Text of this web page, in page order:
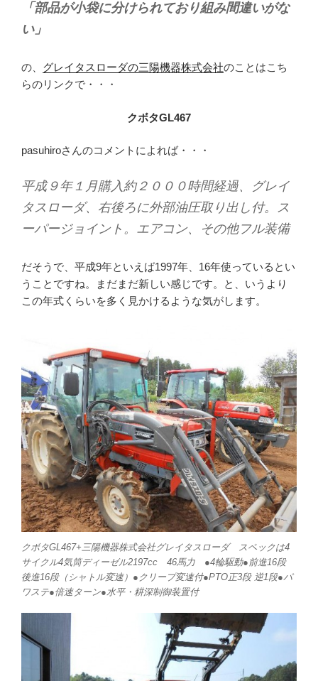
「部品が小袋に分けられており組み間違いがな
い」
の、 グレイタスローダの三陽機器株式会社のことはこち
らのリンクで・・・
クボタGL467
pasuhiroさんのコメントによれば・・・
平成９年１月購入約２０００時間経過、グレイ
タスローダ、右後ろに外部油圧取り出し付。ス
ーパージョイント。エアコン、その他フル装備
だそうで、平成9年といえば1997年、16年使っているとい
うことですね。まだまだ新しい感じです。と、いうより
この年式くらいを多く見かけるような気がします。
クボタGL467+三陽機器株式会社グレイタスローダ スペックは4
サイクル4気筒ディーゼル2197cc 46馬力 ●4輪駆動●前進16段
後進16段（シャトル変速）●クリープ変速付●PTO正3段 逆1段●パ
ワステ●倍速ターン●水平・耕深制御装置付